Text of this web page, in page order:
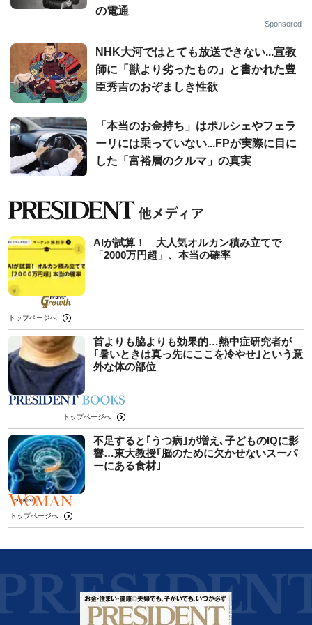
の電通
Sponsored
NHK大河ではとても放送できない...宣教
師に「獣より劣ったもの」と書かれた豊
臣秀吉のおぞましき性欲
「本当のお金持ち」はポルシェやフェラ
ーリには乗っていない...FPが実際に目に
した「富裕層のクルマ」の真実
AIが試算！ 大人気オルカン積み立てで
「2000万円超」、本当の確率
トップページへ
首よりも脇よりも効果的…熱中症研究者が
｢暑いときは真っ先にここを冷やせ｣という意
外な体の部位
トップページへ
不足すると｢うつ病｣が増え､子どものIQに影
響…東大教授｢脳のために欠かせないスーパ
ーにある食材｣
トップページへ